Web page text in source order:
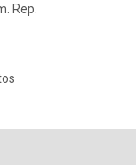
Rep.